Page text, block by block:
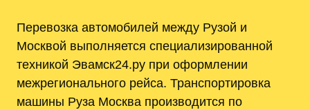
Перевозка автомобилей между Рузой и
Москвой выполняется специализированной
техникой Эвамск24.ру при оформлении
межрегионального рейса. Транспортировка
машины Руза Москва производится по